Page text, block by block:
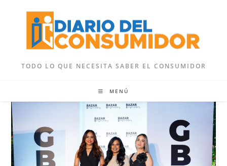
contenido
TODO LO QUE NECESITA SABER EL CONSUMIDOR
MENÚ